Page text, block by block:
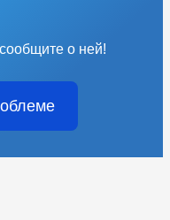
о ней!